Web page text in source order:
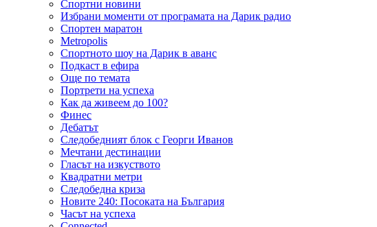
Спортни новини
Избрани моменти от програмата на Дарик радио
Спортен маратон
Metropolis
Спортното шоу на Дарик в аванс
Подкаст в ефира
Още по темата
Портрети на успеха
Как да живеем до 100?
Финес
Дебатът
Следобедният блок с Георги Иванов
Мечтани дестинации
Гласът на изкуството
Квадратни метри
Следобедна криза
Новите 240: Посоката на България
Часът на успеха